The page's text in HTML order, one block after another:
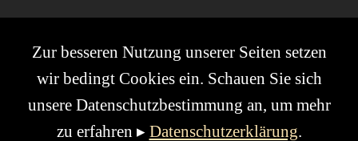
Zur besseren Nutzung unserer Seiten setzen
wir bedingt Cookies ein. Schauen Sie sich
unsere Datenschutzbestimmung an, um mehr
zu erfahren ▸ Datenschutzerklärung.